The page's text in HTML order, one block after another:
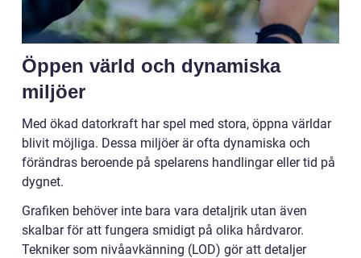
Öppen värld och dynamiska
miljöer
Med ökad datorkraft har spel med stora, öppna världar
blivit möjliga. Dessa miljöer är ofta dynamiska och
förändras beroende på spelarens handlingar eller tid på
dygnet.
Grafiken behöver inte bara vara detaljrik utan även
skalbar för att fungera smidigt på olika hårdvaror.
Tekniker som nivåavkänning (LOD) gör att detaljer